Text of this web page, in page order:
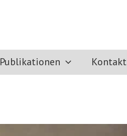
Publikationen Kontakt